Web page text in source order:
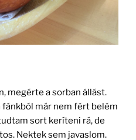
megérte a sorban állást.
fánkból már nem fért belém
sort keríteni rá, de
Nektek sem javaslom.